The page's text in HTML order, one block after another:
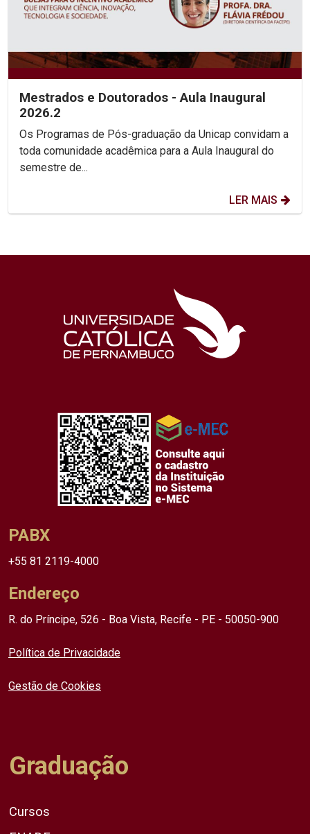
Mestrados e Doutorados - Aula Inaugural
2026.2
Os Programas de Pós-graduação da Unicap convidam a
toda comunidade acadêmica para a Aula Inaugural do
semestre de...
LER MAIS
PABX
+55 81 2119-4000
Endereço
R. do Príncipe, 526 - Boa Vista, Recife - PE - 50050-900
Política de Privacidade
Gestão de Cookies
Graduação
Cursos